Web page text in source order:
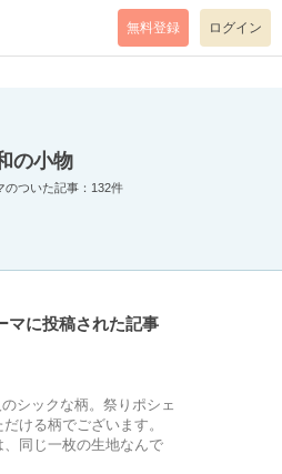
code=0 mode=return level=notice
無料登録 ログイン
の小物
のついた記事：132件
マに投稿された記事
シックな柄。祭りポシェ
ける柄でございます。
同じ一枚の生地なんで